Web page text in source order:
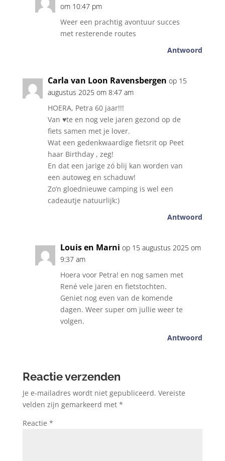
om 10:47 pm
Weer een prachtig avontuur succes
met resterende routes
Antwoord
Carla van Loon Ravensbergen op 15
augustus 2025 om 8:47 am
HOERA, Petra 60 jaar!!!
Van ♥️te en nog vele jaren gezond op de
fiets samen met je lover.
Wat een gedenkwaardige fietsrit op Peet
haar Birthday , zeg!
En dat een jarige zó blij kan worden van
een autoweg en schaduw!
Zo’n gloednieuwe camping is wel een
cadeautje natuurlijk:)
Antwoord
Louis en Marni op 15 augustus 2025 om
9:37 am
Hoera voor Petra! en nog samen met
René vele jaren en fietstochten.
Geniet nog even van de komende
dagen. Weer super om jullie weer te
volgen.
Antwoord
Reactie verzenden
Je e-mailadres wordt niet gepubliceerd. Vereiste
velden zijn gemarkeerd met *
Reactie *